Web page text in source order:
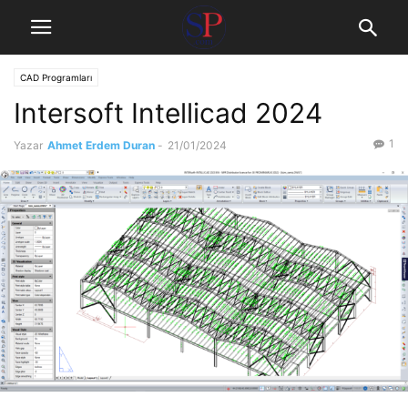
CAD Programları
Intersoft Intellicad 2024
Yazar Ahmet Erdem Duran - 21/01/2024 1